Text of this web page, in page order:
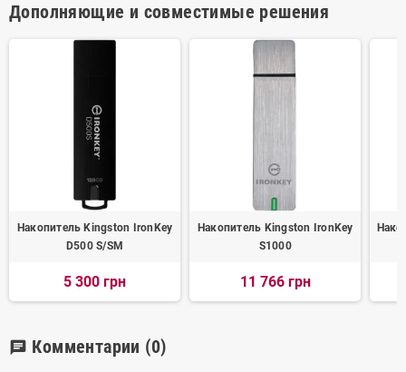
Дополняющие и совместимые решения
Накопитель Kingston IronKey
D500 S/SM
5 300 грн
Накопитель Kingston IronKey
S1000
11 766 грн
chat Комментарии (0)